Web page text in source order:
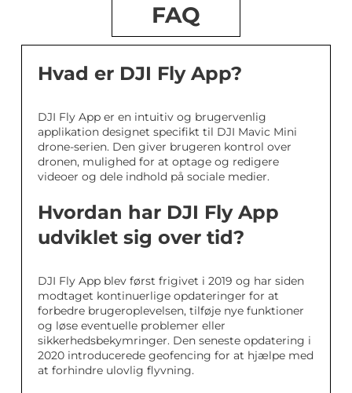
FAQ
Hvad er DJI Fly App?
DJI Fly App er en intuitiv og brugervenlig
applikation designet specifikt til DJI Mavic Mini
drone-serien. Den giver brugeren kontrol over
dronen, mulighed for at optage og redigere
videoer og dele indhold på sociale medier.
Hvordan har DJI Fly App
udviklet sig over tid?
DJI Fly App blev først frigivet i 2019 og har siden
modtaget kontinuerlige opdateringer for at
forbedre brugeroplevelsen, tilføje nye funktioner
og løse eventuelle problemer eller
sikkerhedsbekymringer. Den seneste opdatering i
2020 introducerede geofencing for at hjælpe med
at forhindre ulovlig flyvning.